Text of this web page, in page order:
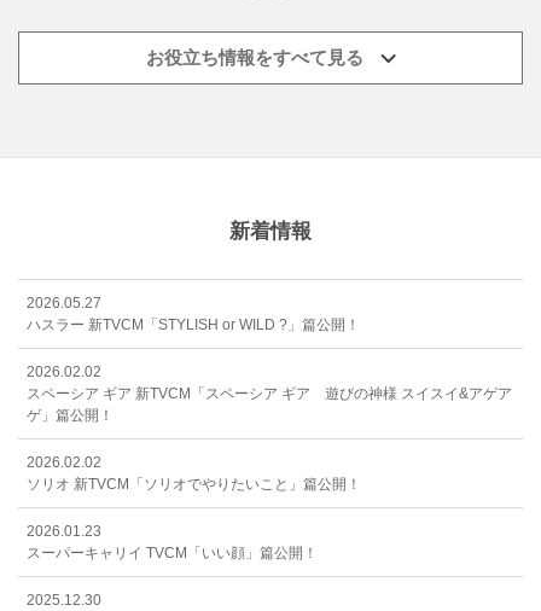
お役立ち情報をすべて見る
新着情報
2026.05.27
ハスラー 新TVCM「STYLISH or WILD ?」篇公開！
2026.02.02
スペーシア ギア 新TVCM「スペーシア ギア 遊びの神様 スイスイ&アゲア
ゲ」篇公開！
2026.02.02
ソリオ 新TVCM「ソリオでやりたいこと」篇公開！
2026.01.23
スーパーキャリイ TVCM「いい顔」篇公開！
2025.12.30